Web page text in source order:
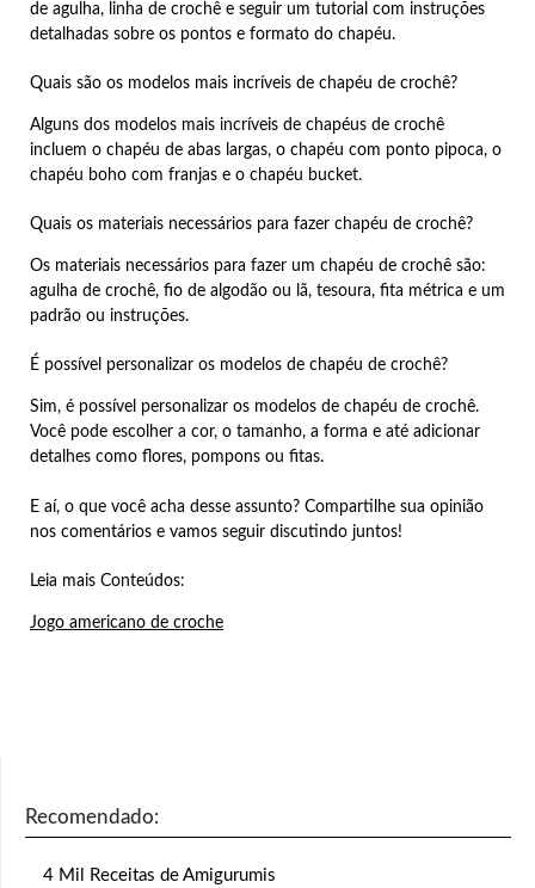
de agulha, linha de crochê e seguir um tutorial com instruções
detalhadas sobre os pontos e formato do chapéu.
Quais são os modelos mais incríveis de chapéu de crochê?
Alguns dos modelos mais incríveis de chapéus de crochê
incluem o chapéu de abas largas, o chapéu com ponto pipoca, o
chapéu boho com franjas e o chapéu bucket.
Quais os materiais necessários para fazer chapéu de crochê?
Os materiais necessários para fazer um chapéu de crochê são:
agulha de crochê, fio de algodão ou lã, tesoura, fita métrica e um
padrão ou instruções.
É possível personalizar os modelos de chapéu de crochê?
Sim, é possível personalizar os modelos de chapéu de crochê.
Você pode escolher a cor, o tamanho, a forma e até adicionar
detalhes como flores, pompons ou fitas.
E aí, o que você acha desse assunto? Compartilhe sua opinião
nos comentários e vamos seguir discutindo juntos!
Leia mais Conteúdos:
Jogo americano de croche
Recomendado:
4 Mil Receitas de Amigurumis